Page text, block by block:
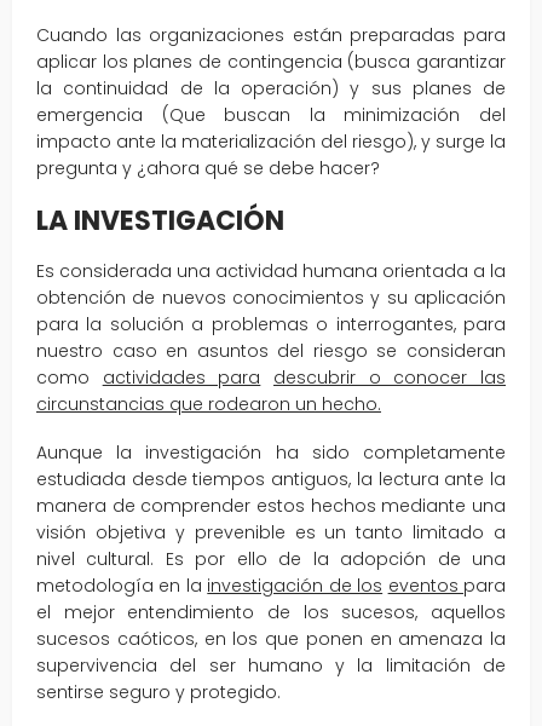
Cuando las organizaciones están preparadas para
aplicar los planes de contingencia (busca garantizar
la continuidad de la operación) y sus planes de
emergencia (Que buscan la minimización del
impacto ante la materialización del riesgo), y surge la
pregunta y ¿ahora qué se debe hacer?
LA INVESTIGACIÓN
Es considerada una actividad humana orientada a la
obtención de nuevos conocimientos y su aplicación
para la solución a problemas o interrogantes, para
nuestro caso en asuntos del riesgo se consideran
como actividades para
descubrir o conocer las
circunstancias que rodearon un hecho.
Aunque la investigación ha sido completamente
estudiada desde tiempos antiguos, la lectura ante la
manera de comprender estos hechos mediante una
visión objetiva y prevenible es un tanto limitado a
nivel cultural. Es por ello de la adopción de una
metodología en la investigación de los eventos para
el mejor entendimiento de los sucesos, aquellos
sucesos caóticos, en los que ponen en amenaza la
supervivencia del ser humano y la limitación de
sentirse seguro y protegido.